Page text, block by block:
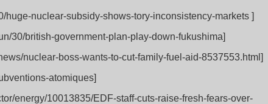
huge-nuclear-subsidy-shows-tory-inconsistency-markets ]
30/british-government-plan-play-down-fukushima]
nuclear-boss-wants-to-cut-family-fuel-aid-8537553.html]
atomiques]
energy/10013835/EDF-staff-cuts-raise-fresh-fears-over-